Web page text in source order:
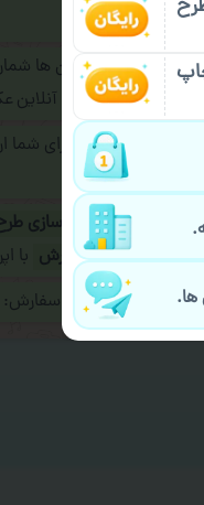
پیام در پیام رسان ها
رسان های زیر به اپراتور
نهایی قبل از چاپ برای
نیاز به سفارشی سازی
و یا کادو کردن سفارش با
جهت ثبت یا پیگیری سفارش:
ها.